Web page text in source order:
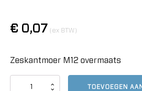
€ 0,07 (ex BTW)
Zeskantmoer M12 overmaats
Zeskantmoer
TOEVOEGEN